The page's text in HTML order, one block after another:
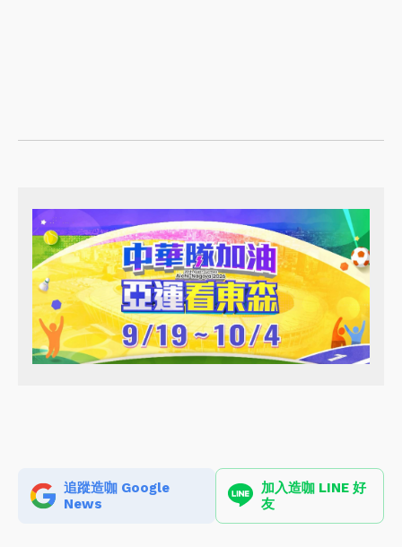
追蹤造咖 Google
News
加入造咖 LINE 好
友